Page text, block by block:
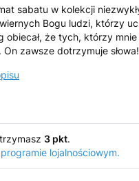
sabatu w kolekcji
Bogu ludzi, którzy
obiecał, że tych, którzy
zawsze dotrzymuje słowa!
3 pkt.
lojalnościowym.